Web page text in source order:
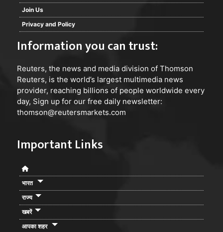
Join Us
Privacy and Policy
Information you can trust:
Reuters, the news and media division of Thomson
Reuters, is the world’s largest multimedia news
provider, reaching billions of people worldwide every
day, Sign up for our free daily newsletter:
thomson@reutersmarkets.com
Important Links
भारत
राज्य
खबरें
आपका शहर